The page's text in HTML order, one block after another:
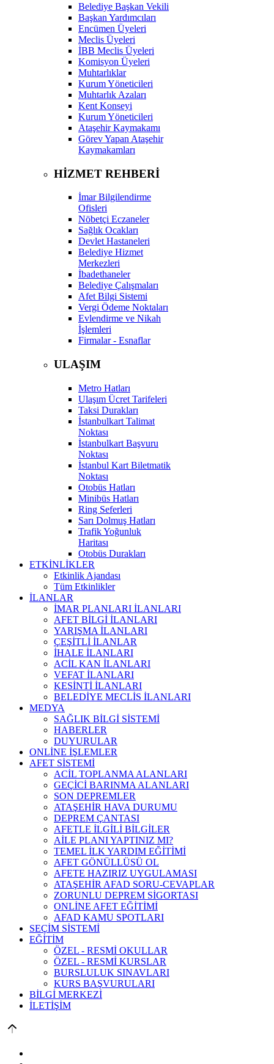
Belediye Başkan Vekili
Başkan Yardımcıları
Encümen Üyeleri
Meclis Üyeleri
İBB Meclis Üyeleri
Komisyon Üyeleri
Muhtarlıklar
Kurum Yöneticileri
Muhtarlık Azaları
Kent Konseyi
Kurum Yöneticileri
Ataşehir Kaymakamı
Görev Yapan Ataşehir
Kaymakamları
HİZMET REHBERİ
İmar Bilgilendirme
Ofisleri
Nöbetçi Eczaneler
Sağlık Ocakları
Devlet Hastaneleri
Belediye Hizmet
Merkezleri
İbadethaneler
Belediye Çalışmaları
Afet Bilgi Sistemi
Vergi Ödeme Noktaları
Evlendirme ve Nikah
İşlemleri
Firmalar - Esnaflar
ULAŞIM
Metro Hatları
Ulaşım Ücret Tarifeleri
Taksi Durakları
İstanbulkart Talimat
Noktası
İstanbulkart Başvuru
Noktası
İstanbul Kart Biletmatik
Noktası
Otobüs Hatları
Minibüs Hatları
Ring Seferleri
Sarı Dolmuş Hatları
Trafik Yoğunluk
Haritası
Otobüs Durakları
ETKİNLİKLER
Etkinlik Ajandası
Tüm Etkinlikler
İLANLAR
İMAR PLANLARI İLANLARI
AFET BİLGİ İLANLARI
YARIŞMA İLANLARI
ÇEŞİTLİ İLANLAR
İHALE İLANLARI
ACİL KAN İLANLARI
VEFAT İLANLARI
KESİNTİ İLANLARI
BELEDİYE MECLİS İLANLARI
MEDYA
SAĞLIK BİLGİ SİSTEMİ
HABERLER
DUYURULAR
ONLİNE İŞLEMLER
AFET SİSTEMİ
ACİL TOPLANMA ALANLARI
GEÇİCİ BARINMA ALANLARI
SON DEPREMLER
ATAŞEHİR HAVA DURUMU
DEPREM ÇANTASI
AFETLE İLGİLİ BİLGİLER
AİLE PLANI YAPTINIZ MI?
TEMEL İLK YARDIM EĞİTİMİ
AFET GÖNÜLLÜSÜ OL
AFETE HAZIRIZ UYGULAMASI
ATAŞEHİR AFAD SORU-CEVAPLAR
ZORUNLU DEPREM SİGORTASI
ONLİNE AFET EĞİTİMİ
AFAD KAMU SPOTLARI
SEÇİM SİSTEMİ
EĞİTİM
ÖZEL - RESMİ OKULLAR
ÖZEL - RESMİ KURSLAR
BURSLULUK SINAVLARI
KURS BAŞVURULARI
BİLGİ MERKEZİ
İLETİŞİM